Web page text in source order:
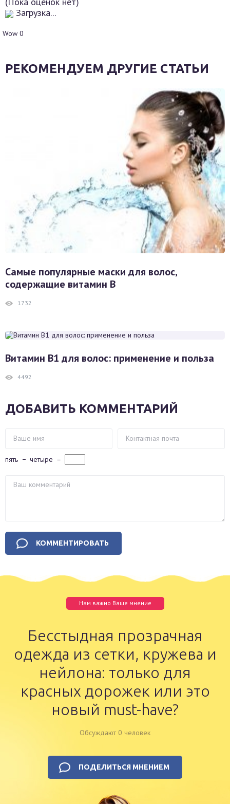
Загрузка...
Wow 0
РЕКОМЕНДУЕМ ДРУГИЕ СТАТЬИ
Самые популярные маски для волос,
содержащие витамин В
1732
Витамин В1 для волос: применение и польза
4492
ДОБАВИТЬ КОММЕНТАРИЙ
пять − четыре =
Нам важно Ваше мнение
Бесстыдная прозрачная
одежда из сетки, кружева и
нейлона: только для
красных дорожек или это
новый must-have?
Обсуждают 0 человек
ПОДЕЛИТЬСЯ МНЕНИЕМ